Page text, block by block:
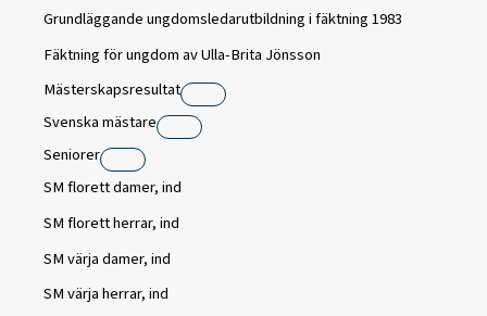
Grundläggande ungdomsledarutbildning i fäktning 1983
Fäktning för ungdom av Ulla-Brita Jönsson
Mästerskapsresultat
Svenska mästare
Seniorer
SM florett damer, ind
SM florett herrar, ind
SM värja damer, ind
SM värja herrar, ind